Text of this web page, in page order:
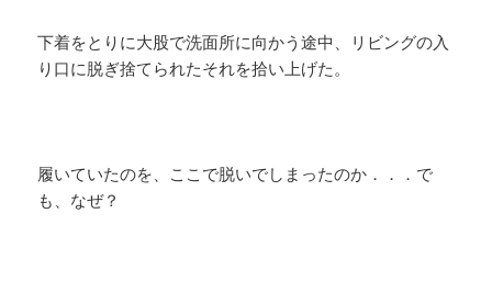
下着をとりに大股で洗面所に向かう途中、リビングの入
り口に脱ぎ捨てられたそれを拾い上げた。
履いていたのを、ここで脱いでしまったのか．．．で
も、なぜ？